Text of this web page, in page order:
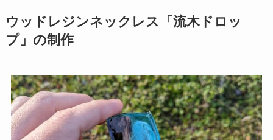
ウッドレジンネックレス「流木ドロッ
プ」の制作